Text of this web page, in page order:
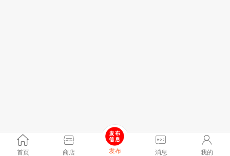
首页 商店 发布 消息 我的